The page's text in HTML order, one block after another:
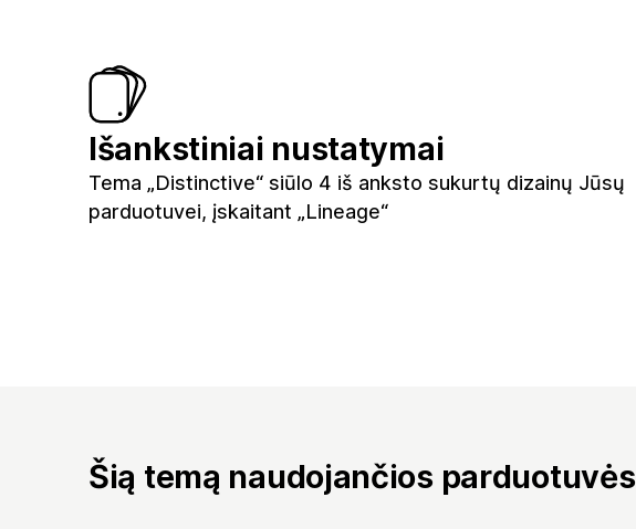
Išankstiniai nustatymai
Tema „Distinctive“ siūlo 4 iš anksto sukurtų dizainų Jūsų
parduotuvei, įskaitant „Lineage“
Šią temą naudojančios parduotuvės